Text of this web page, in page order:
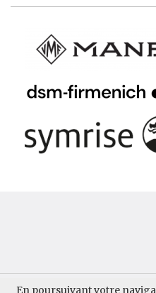
En poursuivant votre
QUI SOMMES-NOUS ?